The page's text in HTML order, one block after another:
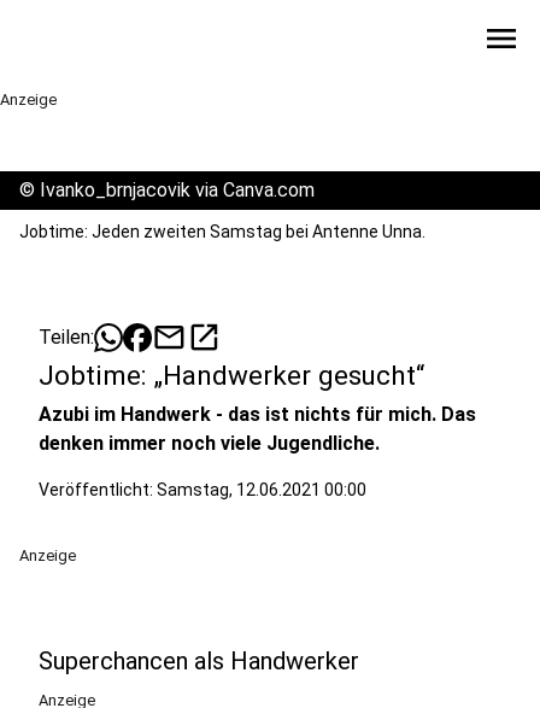
menu
Anzeige
© Ivanko_brnjacovik via Canva.com
Jobtime: Jeden zweiten Samstag bei Antenne Unna.
Teilen: mailopen_in_new
Jobtime: „Handwerker gesucht“
Azubi im Handwerk - das ist nichts für mich. Das
denken immer noch viele Jugendliche.
Veröffentlicht: Samstag, 12.06.2021 00:00
Anzeige
Superchancen als Handwerker
Anzeige